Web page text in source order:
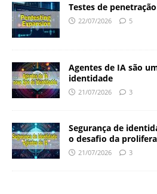
Testes de
22/07/2026 5
Agentes de IA são
identidade
21/07/2026 3
Segurança de
o desafio da
21/07/2026 3